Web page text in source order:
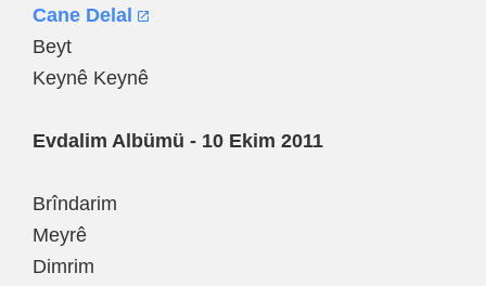
Cane Delal
Beyt
Keynê Keynê
Evdalim Albümü - 10 Ekim 2011
Brîndarim
Meyrê
Dimrim